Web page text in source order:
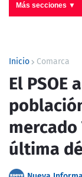
Más secciones ▼
Inicio Comarca
El PSOE
última